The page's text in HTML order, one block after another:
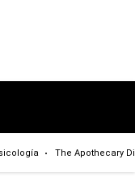
The Apothecary